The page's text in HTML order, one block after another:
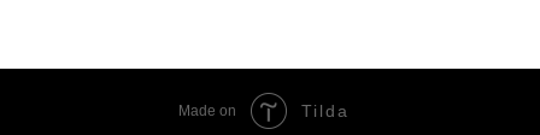
Made on Tilda